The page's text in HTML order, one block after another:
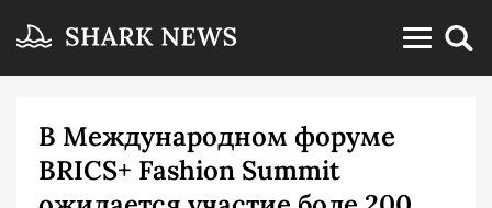
В Международном форуме
BRICS+ Fashion Summit